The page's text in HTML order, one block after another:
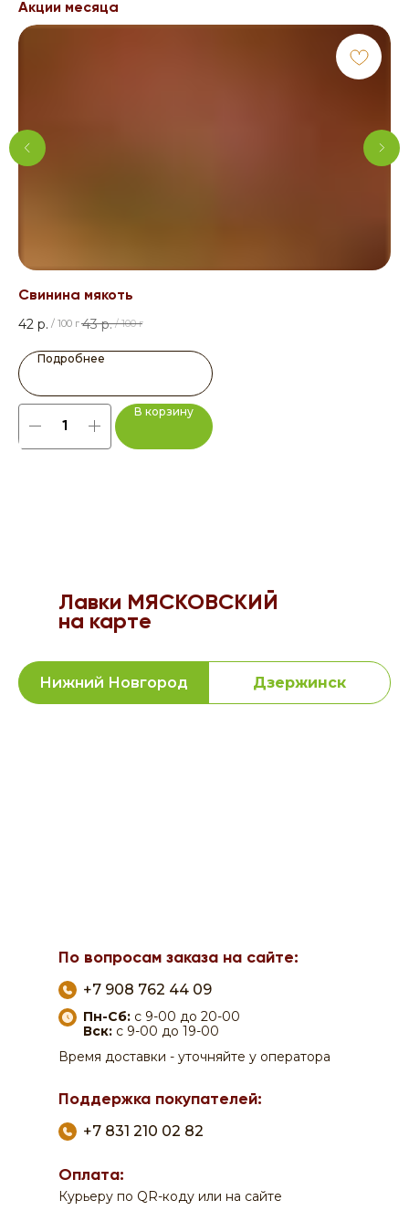
Акции месяца
Свинина мякоть
42 р. / 100 г 43 р. / 100 г
Подробнее
В корзину
Лавки МЯСКОВСКИЙ
на карте
Нижний Новгород Дзержинск
+7 908 762 44 09
+7 831 210 02 82
Пн-Сб: с 9-00 до 20-00
Вск: с 9-00 до 19-00
Время доставки - уточняйте у оператора
Курьеру по QR-коду или на сайте
По вопросам заказа на сайте:
Оплата:
Поддержка покупателей: